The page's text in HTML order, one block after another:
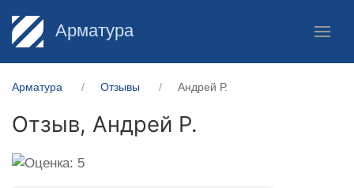
Арматура
Арматура Отзывы Андрей Р.
Отзыв, Андрей Р.